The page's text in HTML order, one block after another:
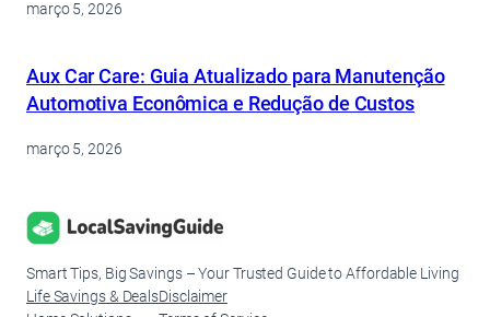
março 5, 2026
Aux Car Care: Guia Atualizado para Manutenção
Automotiva Econômica e Redução de Custos
março 5, 2026
Smart Tips, Big Savings – Your Trusted Guide to Affordable Living
Life Savings & DealsDisclaimer